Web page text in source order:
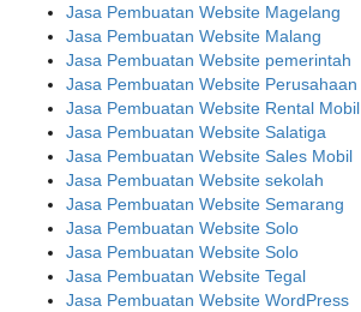
Jasa Pembuatan Website Magelang
Jasa Pembuatan Website Malang
Jasa Pembuatan Website pemerintah
Jasa Pembuatan Website Perusahaan
Jasa Pembuatan Website Rental Mobil
Jasa Pembuatan Website Salatiga
Jasa Pembuatan Website Sales Mobil
Jasa Pembuatan Website sekolah
Jasa Pembuatan Website Semarang
Jasa Pembuatan Website Solo
Jasa Pembuatan Website Solo
Jasa Pembuatan Website Tegal
Jasa Pembuatan Website WordPress